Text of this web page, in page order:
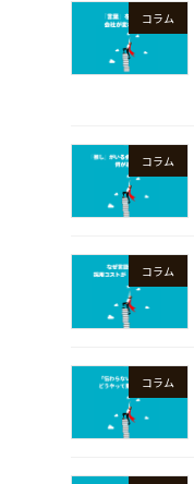
コラム
コラム
コラム
コラム